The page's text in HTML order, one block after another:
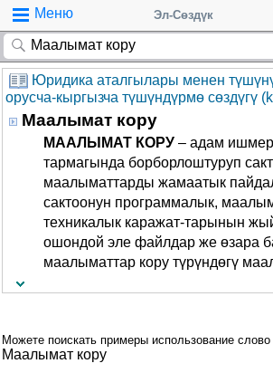
Меню Эл-Сөздүк
Юридика аталгылары менен
орусча-кыргызча түшүндүрмө сөздүгү
Маалымат кору
МААЛЫМАТ КОРУ – адам
тармагында борборлоштуруп
маалыматтарды жамаатык
сактоонун программалык,
техникалык каражат-тарынын
ошондой эле файлдар же өзара
маалыматтар кору түрүндөгү
Можете поискать примеры использование
Маалымат кору